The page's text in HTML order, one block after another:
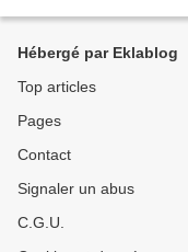
Hébergé par Eklablog
Top articles
Pages
Contact
Signaler un abus
C.G.U.